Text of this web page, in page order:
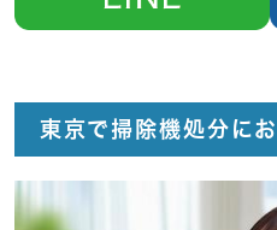
東京で掃除機処分にお